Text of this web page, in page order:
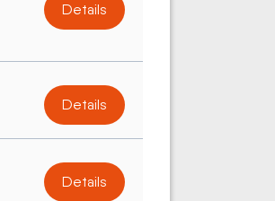
Details
Details
Details